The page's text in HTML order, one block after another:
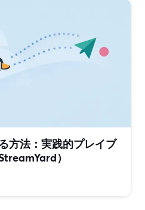
方法：実践的プレイブ
）